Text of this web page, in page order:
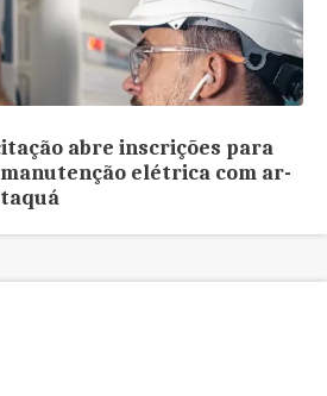
abre inscrições para
elétrica com ar-